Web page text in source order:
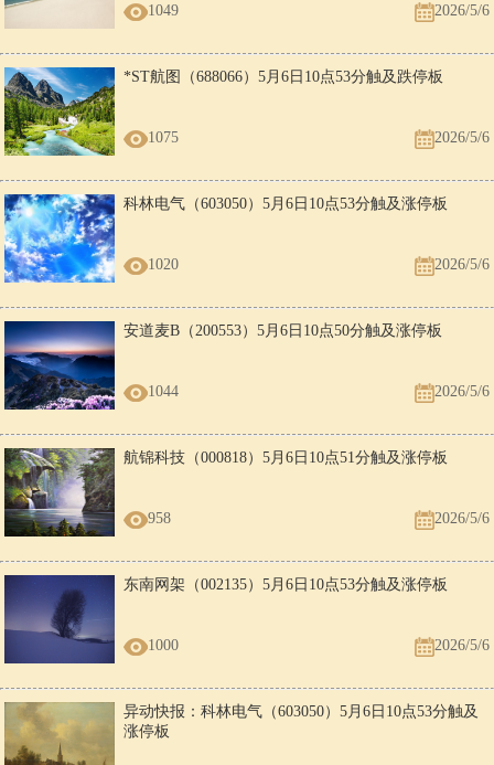
1049 2026/5/6
*ST航图（688066）5月6日10点53分触及跌停板
1075 2026/5/6
科林电气（603050）5月6日10点53分触及涨停板
1020 2026/5/6
安道麦B（200553）5月6日10点50分触及涨停板
1044 2026/5/6
航锦科技（000818）5月6日10点51分触及涨停板
958 2026/5/6
东南网架（002135）5月6日10点53分触及涨停板
1000 2026/5/6
异动快报：科林电气（603050）5月6日10点53分触及
涨停板